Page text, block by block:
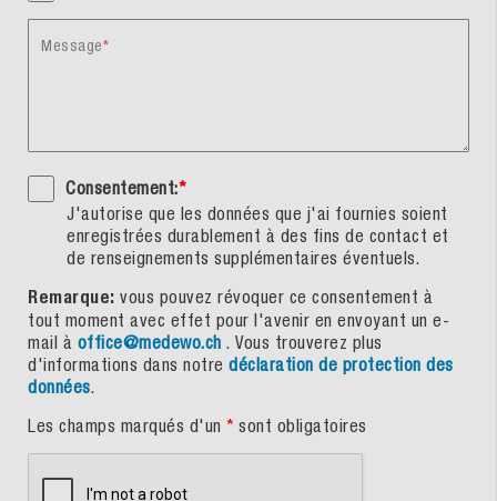
Message
Consentement:*
J'autorise que les données que j'ai fournies soient
enregistrées durablement à des fins de contact et
de renseignements supplémentaires éventuels.
Remarque: vous pouvez révoquer ce consentement à
tout moment avec effet pour l'avenir en envoyant un e-
mail à office@medewo.ch . Vous trouverez plus
d'informations dans notre déclaration de protection des
données.
Les champs marqués d'un * sont obligatoires